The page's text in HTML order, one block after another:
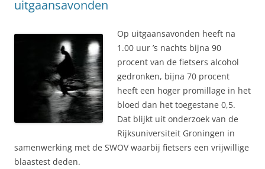
uitgaansavonden
Op uitgaansavonden heeft na
1.00 uur ’s nachts bijna 90
procent van de fietsers alcohol
gedronken, bijna 70 procent
heeft een hoger promillage in het
bloed dan het toegestane 0,5.
Dat blijkt uit onderzoek van de
Rijksuniversiteit Groningen in
samenwerking met de SWOV waarbij fietsers een vrijwillige
blaastest deden.